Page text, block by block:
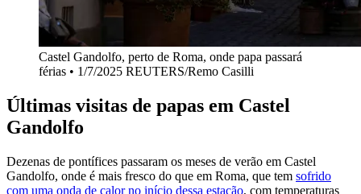
Castel Gandolfo, perto de Roma, onde papa passará
férias • 1/7/2025 REUTERS/Remo Casilli
Últimas visitas de papas em Castel
Gandolfo
Dezenas de pontífices passaram os meses de verão em Castel
Gandolfo, onde é mais fresco do que em Roma, que tem sofrido
com uma onda de calor no início dessa estação, com temperaturas